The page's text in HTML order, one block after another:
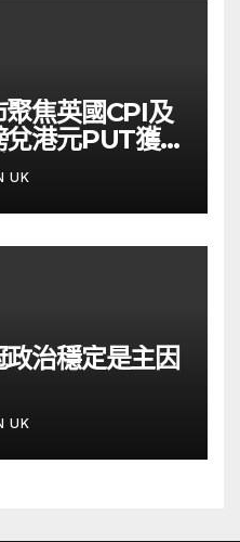
聚焦英國CPI及
港元PUT獲資
UK
治穩定是主因
UK